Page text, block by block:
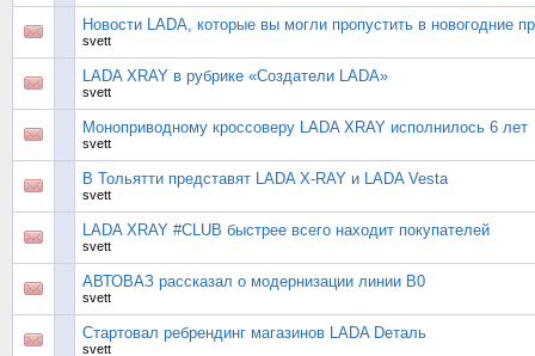
Новости LADA, которые вы могли пропустить в новогодние
svett
LADA XRAY в рубрике «Создатели LADA»
svett
Моноприводному кроссоверу LADA XRAY исполнилось 6 лет
svett
В Тольятти представят LADA X-RAY и LADA Vesta
svett
LADA XRAY #CLUB быстрее всего находит покупателей
svett
АВТОВАЗ рассказал о модернизации линии В0
svett
Стартовал ребрендинг магазинов LADA Dеталь
svett